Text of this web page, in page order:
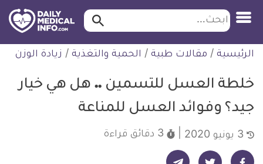
التخطي
للمحتوى
طبية
ابحث ابحث…
الرئيسية / مقالات طبية / الحمية والتغذية / زيادة الوزن
خلطة العسل للتسمين .. هل هي خيار
جيد؟ وفوائد العسل للمناعة
3 دقائق قراءة
شارك على فيسبوك - ديلي ميديكال انفو شارك على تويتر - ديلي ميديكال انفو شارك على تيليجرام - ديلي ميديكال انفو